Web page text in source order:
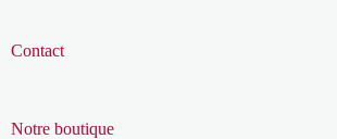
Contact
Notre boutique